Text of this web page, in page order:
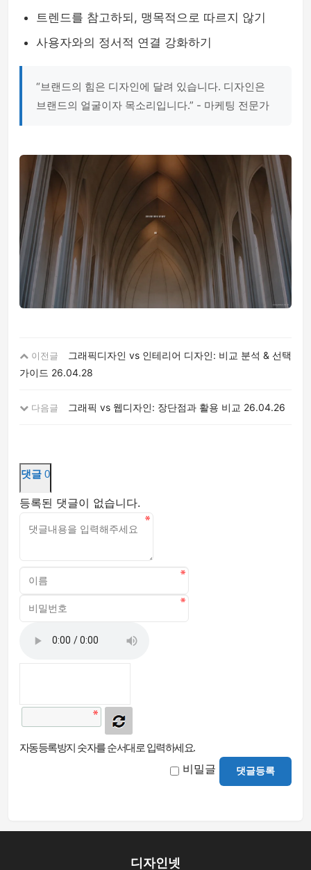
트렌드를 참고하되, 맹목적으로 따르지 않기
사용자와의 정서적 연결 강화하기
“브랜드의 힘은 디자인에 달려 있습니다. 디자인은
브랜드의 얼굴이자 목소리입니다.” - 마케팅 전문가
이전글
그래픽디자인 vs 인테리어 디자인: 비교 분석 & 선택
가이드 26.04.28
다음글 그래픽 vs 웹디자인: 장단점과 활용 비교 26.04.26
댓글 0
등록된 댓글이 없습니다.
자동등록방지 숫자를 순서대로 입력하세요.
비밀글 댓글등록
디자인넷